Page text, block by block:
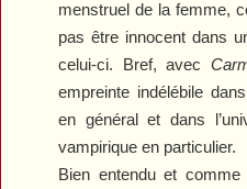
menstruel de la femme,
pas être innocent dans
celui-ci. Bref, avec
empreinte indélébile
en général et dans
vampirique en particulier.
Bien entendu et